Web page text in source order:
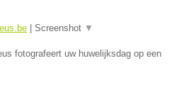
Screenshot ▼
fotografeert uw huwelijksdag op een